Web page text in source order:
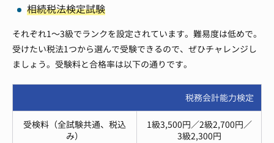
相続税法検定試験
それぞれ1～3級でランクを設定されています。難易度は低めで。
受けたい税法1つから選んで受験できるので、ぜひチャレンジし
ましょう。受験料と合格率は以下の通りです。
税務会計能力検定
受検料（全試験共通、税込
み）
1級3,500円／2級2,700円／
3級2,300円